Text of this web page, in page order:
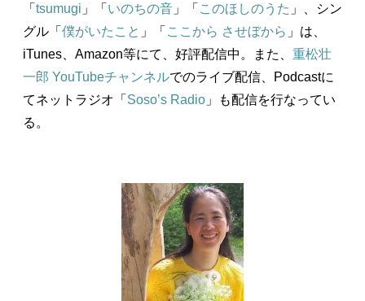
「 tsumugi 」「 いのちの音 」「 このほしのうた 」、シン
グル「 僕がいたこと 」「 ここから させぼから 」は、
iTunes、Amazon等にて、好評配信中。また、 重松壮
一郎 YouTubeチャンネルでのライブ配信、Podcastに
てネットラジオ「 Soso’s Radio 」も配信を行なってい
る。